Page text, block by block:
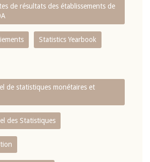
de résultats des établissements de
Statistics Yearbook
de statistiques monétaires et
des Statistiques